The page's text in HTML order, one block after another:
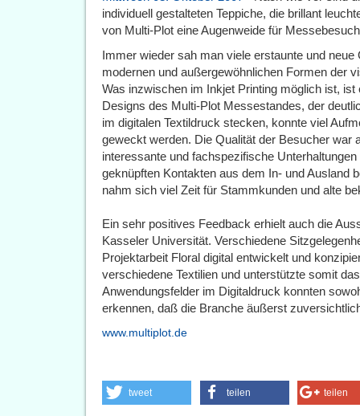
individuell gestalteten Teppiche, die brillant
von Multi-Plot eine Augenweide für
Immer wieder sah man viele erstaunte und
modernen und außergewöhnlichen Formen der
Was inzwischen im Inkjet Printing möglich ist, ist
Designs des Multi-Plot Messestandes, der
im digitalen Textildruck stecken, konnte viel
geweckt werden. Die Qualität der Besucher war
interessante und fachspezifische
geknüpften Kontakten aus dem In- und Ausland
nahm sich viel Zeit für Stammkunden und alte
Ein sehr positives Feedback erhielt auch die
Kasseler Universität. Verschiedene
Projektarbeit Floral digital entwickelt und
verschiedene Textilien und unterstützte somit
Anwendungsfelder im Digitaldruck konnten
erkennen, daß die Branche äußerst
www.multiplot.de
tweet teilen teilen